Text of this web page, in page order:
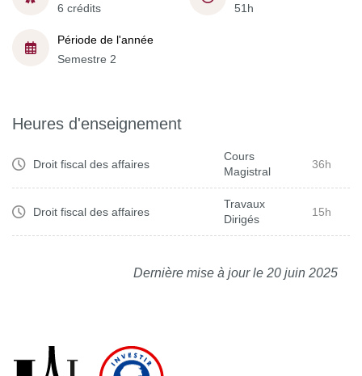
6 crédits
51h
Période de l'année
Semestre 2
Heures d'enseignement
Droit fiscal des affaires
Cours
Magistral
36h
Droit fiscal des affaires
Travaux
Dirigés
15h
Dernière mise à jour le 20 juin 2025